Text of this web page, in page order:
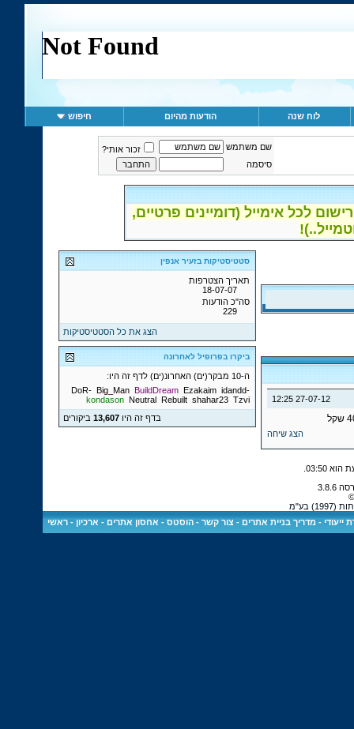
לוח שנה הודעות מהיום חיפוש
שם משתמש
זכור אותי?
סיסמה
לכל אימייל (דומיינים פרטיים,
27-07-12
12:25
הצג שיחה
סטטיסטיקות בזעיר אנפין
תאריך הצטרפות
18-07-07
סה"כ הודעות
229
הצג את כל הסטטיסטיקות
ביקרו בפרופיל לאחרונה
ה-10 מבקר(ים) האחרונ(ים) לדף זה היו:
-DoR-
Big_Man BuildDream Ezakaim idandd
kondason Neutral Rebuilt shahar23 Tzvi
בדף זה היו13,607 ביקורים
03:50
בע"מ
ייעודי -מדריך בניית אתרים -צור קשר -הוסטס - אחסון אתרים - ארכיון -ראשי